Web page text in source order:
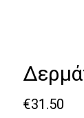
€31.50